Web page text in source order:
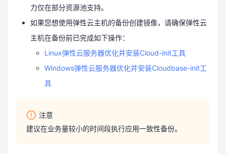
力仅在部分资源池支持。
如果您想使用弹性云主机的备份创建镜像，请确保弹性云
主机在备份前已完成如下操作：
Linux弹性云服务器优化并安装Cloud-init工具
Windows弹性云服务器优化并安装Cloudbase-init工
具
注意
建议在业务量较小的时间段执行应用一致性备份。